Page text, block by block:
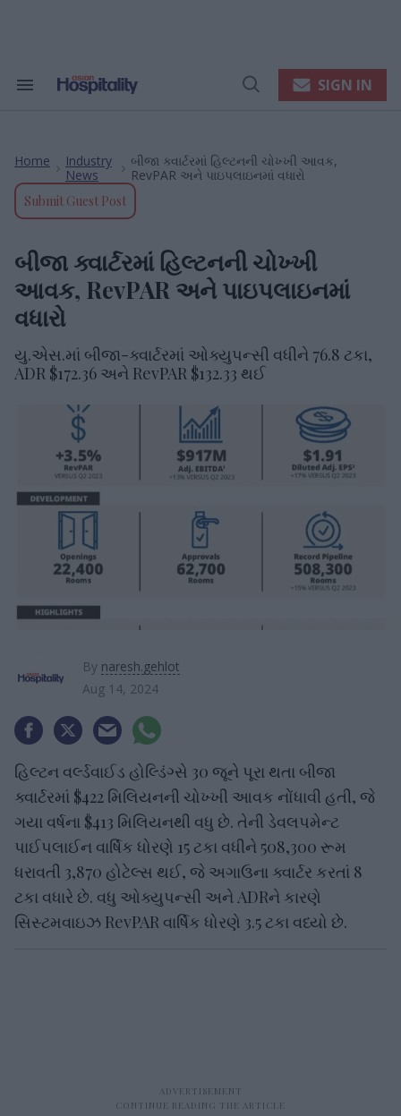
Search
Open
SIGN IN
Home
Industry
News
બીજા ક્વાર્ટરમાં હિલ્ટનની ચોખ્ખી આવક,
RevPAR અને પાઇપલાઇનમાં વધારો
Submit Guest Post
બીજા ક્વાર્ટરમાં હિલ્ટનની ચોખ્ખી
આવક, RevPAR અને પાઇપલાઇનમાં
વધારો
યુ.એસ.માં બીજા-ક્વાર્ટરમાં ઓક્યુપન્સી વધીને 76.8 ટકા,
ADR $172.36 અને RevPAR $132.33 થઈ
By naresh.gehlot
Aug 14, 2024
હિલ્ટન વર્લ્ડવાઈડ હોલ્ડિંગ્સે 30 જૂને પૂરા થતા બીજા
ક્વાર્ટરમાં $422 મિલિયનની ચોખ્ખી આવક નોંધાવી હતી, જે
ગયા વર્ષના $413 મિલિયનથી વધુ છે. તેની ડેવલપમેન્ટ
પાઈપલાઈન વાર્ષિક ધોરણે 15 ટકા વધીને 508,300 રૂમ
ધરાવતી 3,870 હોટેલ્સ થઈ, જે અગાઉના ક્વાર્ટર કરતાં 8
ટકા વધારે છે. વધુ ઓક્યુપન્સી અને ADRને કારણે
સિસ્ટમવાઇઝ RevPAR વાર્ષિક ધોરણે 3.5 ટકા વધ્યો છે.